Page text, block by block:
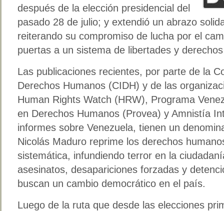
después de la elección presidencial del
pasado 28 de julio; y extendió un abrazo
reiterando su compromiso de lucha por el
puertas a un sistema de libertades y
Las publicaciones recientes, por parte de la
Derechos Humanos (CIDH) y de las
Human Rights Watch (HRW), Programa
en Derechos Humanos (Provea) y Amnistía
informes sobre Venezuela, tienen un
Nicolás Maduro reprime los derechos
sistemática, infundiendo terror en la
asesinatos, desapariciones forzadas y
buscan un cambio democrático en el país.
Luego de la ruta que desde las elecciones